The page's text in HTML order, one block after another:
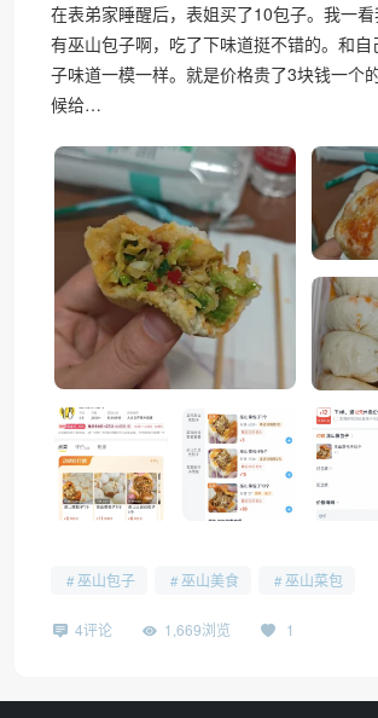
在表弟家睡醒后，表姐买了10包子。我一
有巫山包子啊，吃了下味道挺不错的。和
子味道一模一样。就是价格贵了3块钱一个
候给…
巫山包子 巫山美食 巫山菜包
4评论 1,669浏览 1